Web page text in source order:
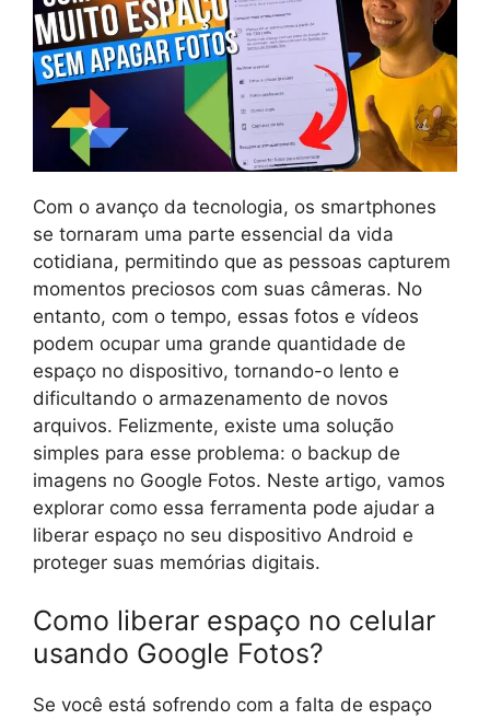
Com o avanço da tecnologia, os smartphones
se tornaram uma parte essencial da vida
cotidiana, permitindo que as pessoas capturem
momentos preciosos com suas câmeras. No
entanto, com o tempo, essas fotos e vídeos
podem ocupar uma grande quantidade de
espaço no dispositivo, tornando-o lento e
dificultando o armazenamento de novos
arquivos. Felizmente, existe uma solução
simples para esse problema: o backup de
imagens no Google Fotos. Neste artigo, vamos
explorar como essa ferramenta pode ajudar a
liberar espaço no seu dispositivo Android e
proteger suas memórias digitais.
Como liberar espaço no celular
usando Google Fotos?
Se você está sofrendo com a falta de espaço